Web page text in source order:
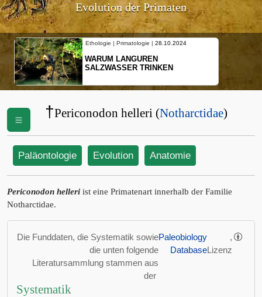
Evolution der Primaten
Ethologie | Primatologie | 28.10.2024
WARUM LANGUREN
SALZWASSER TRINKEN
†Periconodon helleri (Notharctidae)
Paläontologie Evolution Anatomie
Periconodon helleri ist eine Primatenart innerhalb der Familie
Notharctidae.
Die Funddaten, die Systematik sowie
die unten folgende
Literatursammlung stammen aus
der
Paleobiology
Database
,
Lizenz
Systematik